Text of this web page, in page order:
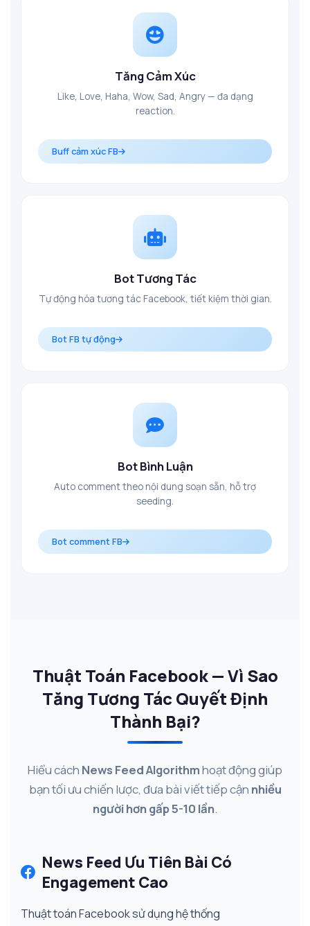
Tăng Cảm Xúc
Like, Love, Haha, Wow, Sad, Angry — đa dạng
reaction.
Buff cảm xúc FB
Bot Tương Tác
Tự động hóa tương tác Facebook, tiết kiệm thời gian.
Bot FB tự động
Bot Bình Luận
Auto comment theo nội dung soạn sẵn, hỗ trợ
seeding.
Bot comment FB
Thuật Toán Facebook — Vì Sao
Tăng Tương Tác Quyết Định
Thành Bại?
Hiểu cách News Feed Algorithmhoạt động giúp
bạn tối ưu chiến lược, đưa bài viết tiếp cận nhiều
người hơn gấp 5-10 lần.
News Feed Ưu Tiên Bài Có
Engagement Cao
Thuật toán Facebook sử dụng hệ thống